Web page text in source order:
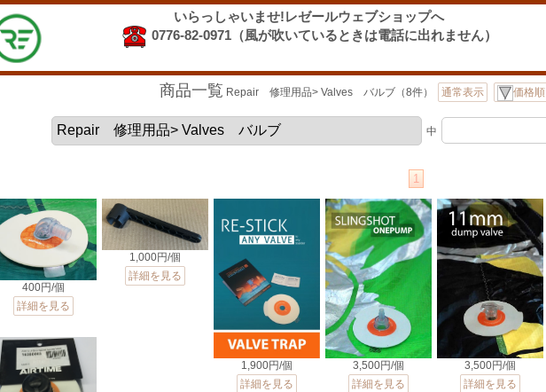
いらっしゃいませ!レゼールウェブショップへ
0776-82-0971（風が吹いているときは電話に出れません）
商品一覧 Repair 修理用品> Valves バルブ（8件） 通常表示 価格順
中
1
400円/個
詳細を見る
1,000円/個
詳細を見る
1,900円/個
詳細を見る
3,500円/個
詳細を見る
3,500円/個
詳細を見る